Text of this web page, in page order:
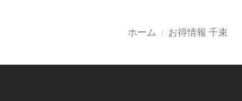
ホーム お得情報 千束